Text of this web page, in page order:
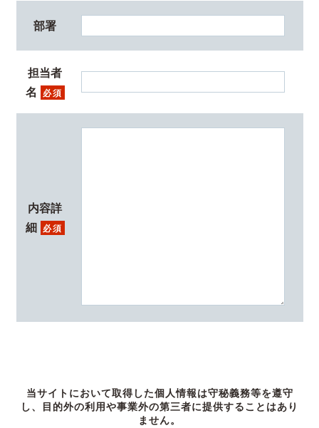
部署
担当者
名
必須
内容詳
細 必須
当サイトにおいて取得した個人情報は守秘義務等を遵守
し、目的外の利用や事業外の第三者に提供することはあり
ません。